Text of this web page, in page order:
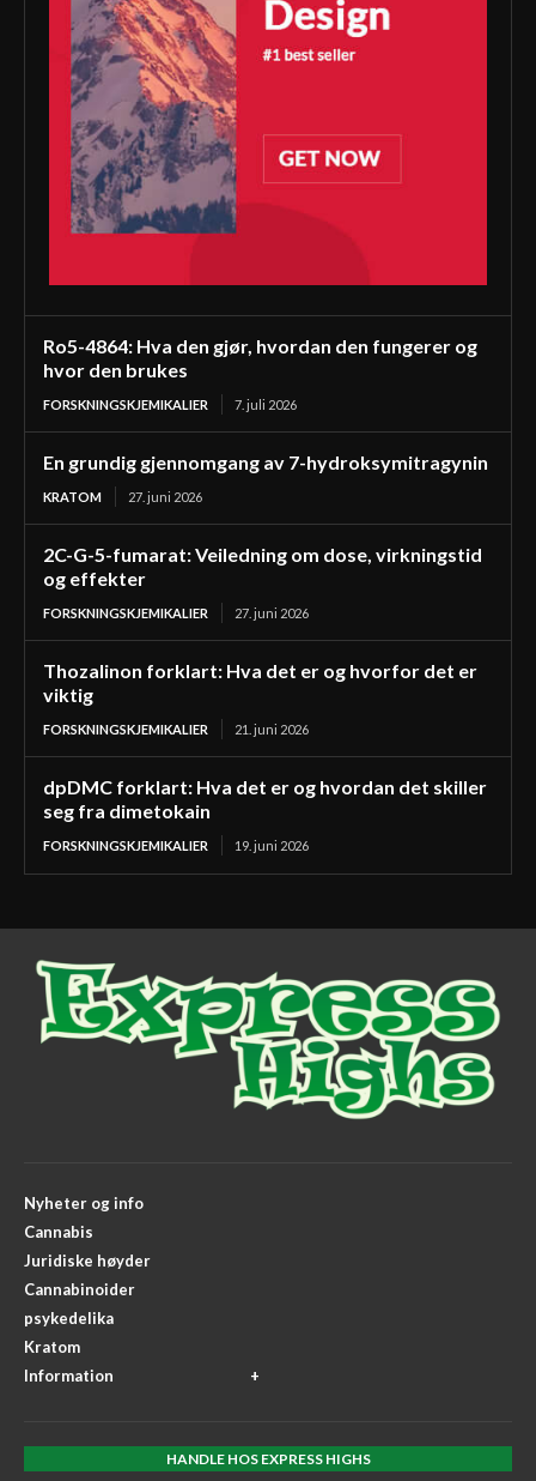
Ro5-4864: Hva den gjør, hvordan den fungerer og
hvor den brukes
FORSKNINGSKJEMIKALIER 7. juli 2026
En grundig gjennomgang av 7-hydroksymitragynin
KRATOM 27. juni 2026
2C-G-5-fumarat: Veiledning om dose, virkningstid
og effekter
FORSKNINGSKJEMIKALIER 27. juni 2026
Thozalinon forklart: Hva det er og hvorfor det er
viktig
FORSKNINGSKJEMIKALIER 21. juni 2026
dpDMC forklart: Hva det er og hvordan det skiller
seg fra dimetokain
FORSKNINGSKJEMIKALIER 19. juni 2026
Nyheter og info
Cannabis
Juridiske høyder
Cannabinoider
psykedelika
Kratom
Information
HANDLE HOS EXPRESS HIGHS